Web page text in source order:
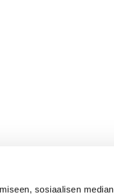
sosiaalisen median